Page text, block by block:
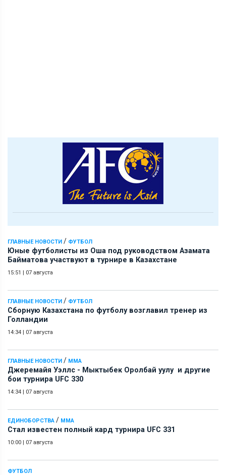
ГЛАВНЫЕ НОВОСТИ / ФУТБОЛ
Юные футболисты из Оша под руководством Азамата
Байматова участвуют в турнире в Казахстане
15:51 | 07 августа
ГЛАВНЫЕ НОВОСТИ / ФУТБОЛ
Сборную Казахстана по футболу возглавил тренер из
Голландии
14:34 | 07 августа
ГЛАВНЫЕ НОВОСТИ / ММА
Джеремайя Уэллс - Мыктыбек Оролбай уулу и другие
бои турнира UFC 330
14:34 | 07 августа
ЕДИНОБОРСТВА / ММА
Стал известен полный кард турнира UFC 331
10:00 | 07 августа
ФУТБОЛ